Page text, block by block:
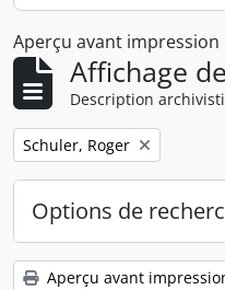
Aperçu avant impression
Affichage
Description
Remove filter:
Schuler, Roger
Options de
Aperçu avant